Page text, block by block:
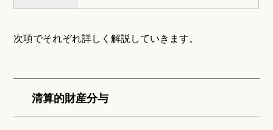
次項でそれぞれ詳しく解説していきます。
清算的財産分与